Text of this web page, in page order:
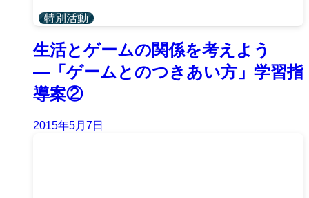
特別活動
生活とゲームの関係を考えよう
―「ゲームとのつきあい方」学習指
導案②
2015年5月7日